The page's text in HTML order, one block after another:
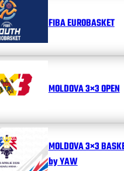
FIBA EUROBASKET
MOLDOVA 3×3 OPEN
MOLDOVA 3×3
by YAW